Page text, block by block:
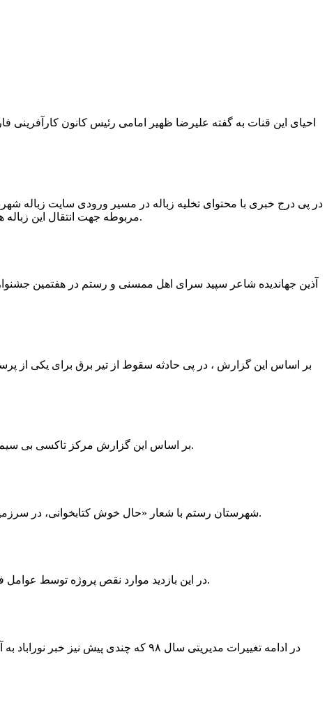
در پی درج خبری با محتوای تخلیه زباله در مسیر ورودی سایت زباله
مربوطه جهت انتقال این زباله ها توسط لودر به سایت و دفن آنها، سید مهدی حسینی دهیار چمگل با ارسال تصاویری خبر از جمع آوری این زباله ها توسط شهرداری داد.
آذین جهاندیده شاعر سپید سرای اهل ممسنی و رستم در هفتمین
بر اساس این گزارش ، در پی حادثه سقوط از تیر برق برای یکی از
بر اساس این گزارش مرکز تاکسی بی سیم ممسنی به دلیل نداشتن پروانه ی کسب به استناد ماده ی ۲۷ و ۲۸ قانون نظام صنفی با دستور مقام قضایی تا اطلاع ثانوی پلمپ گردید.
شهرستان رستم با شعار «حال خوش کتابخوانی، در سرزمین زرد طلایی رستم» و هماهنگی و همکاری همه دستگاه های فرهنگی و مردم آمادگی خود را برای نامزدی پایخت کتاب ایران اعلام کرد.
در این بازدید موارد نقص پروژه توسط عوامل فنی مشخص و جهت رفع نقص برای رسیدن به مرحله تجهیز کتابخانه به مهران ضرغامی واگذار گردید که در اسرع وقت کار تحویل گردد.
در ادامه تغییرات مدیریتی سال ۹۸ که